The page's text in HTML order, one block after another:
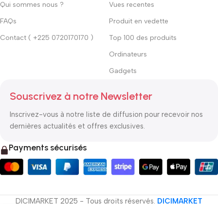
Qui sommes nous ?
FAQs
Contact ( +225 0720170170 )
Vues recentes
Produit en vedette
Top 100 des produits
Ordinateurs
Gadgets
Souscrivez à notre Newsletter
Inscrivez-vous à notre liste de diffusion pour recevoir nos
dernières actualités et offres exclusives.
Payments sécurisés
DICIMARKET 2025 - Tous droits réservés. DICIMARKET